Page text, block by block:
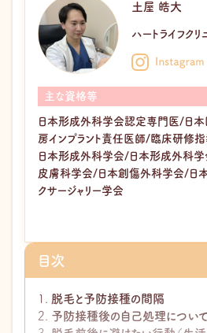
土屋 皓大
ハートライフクリ
主な資格等
日本形成外科学会認定専門医/日
房インプラント責任医師/臨床研修
日本形成外科学会/日本形成外科学
皮膚科学会/日本創傷外科学会/日本
クサージャリー学会
目次
脱毛と予防接種の間隔
予防接種後の自己処理について